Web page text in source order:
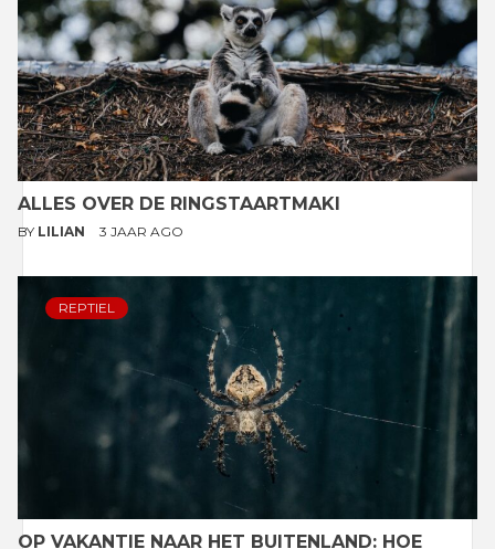
ALLES OVER DE RINGSTAARTMAKI
BY LILIAN 3 JAAR AGO
REPTIEL
OP VAKANTIE NAAR HET BUITENLAND: HOE